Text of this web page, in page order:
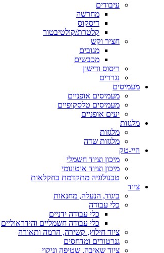
עיבודים
מחרשה
דיסקוס
קלטרת/קולטיבטור
חציר וקש
מגובים
מכבשים
ריסוס ודישון
נגררים
מעמיסים
מעמיסים אופניים
מעמיסים טלסקופיים
יעים אופניים
מלגזות
מלגזות
מלגזות שדה
היי-טק
מיכון וציוד חשמלי
מיכון וציוד אוטונומי
טכנולוגיה מתקדמת בחקלאות
ציוד
ביגוד, הנעלה, מחנאות
כלי עבודה
כלי עבודה ידניים
כלי עבודה חשמליים והידראוליים
ציוד חילוץ, קשירה, הרמה ותאורה
גנרטורים ומדחסים
ציוד שאיבה, שטיפה וניקוי